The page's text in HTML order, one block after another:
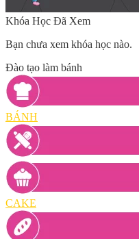
Khóa Học Đã Xem
Bạn chưa xem khóa học nào.
Đào tạo làm bánh
BÁNH
CAKE